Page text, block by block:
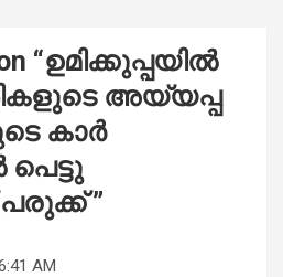
“ഉമിക്കുപ്പയിൽ
അയ്യപ്പ
കാർ
പരുക്ക്”
AM